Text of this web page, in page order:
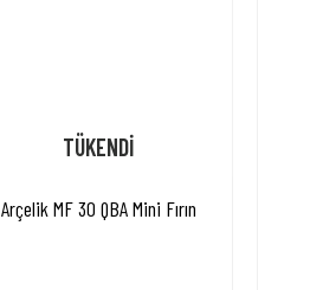
TÜKENDİ
Arçelik MF 30 QBA Mini Fırın